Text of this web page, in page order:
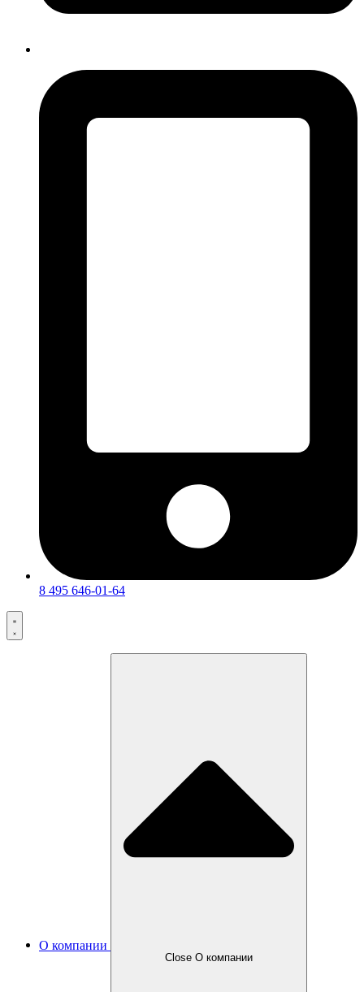
8 495 646-01-64
О компании
Close О компании